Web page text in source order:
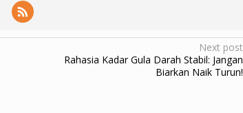
Next post
Rahasia Kadar Gula Darah Stabil: Jangan
Biarkan Naik Turun!